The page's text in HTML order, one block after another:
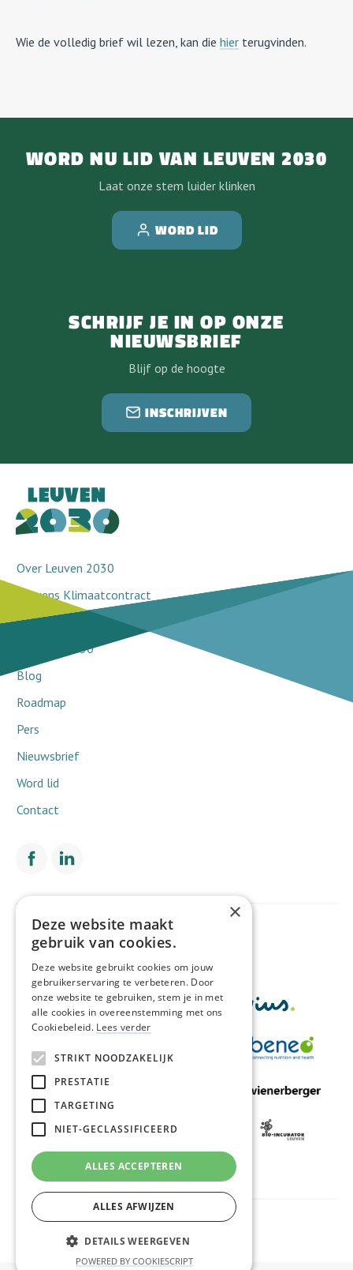
Wie de volledig brief wil lezen, kan die hier terugvinden.
WORD NU LID VAN LEUVEN 2030
Laat onze stem luider klinken
WORD LID
SCHRIJF JE IN OP ONZE
NIEUWSBRIEF
Blijf op de hoogte
INSCHRIJVEN
Over Leuven 2030
Leuvens Klimaatcontract
Doorbraakprojecten
Netwerk 2030
Blog
Roadmap
Pers
Nieuwsbrief
Word lid
Contact
Met de financiële steun van
Privacy & algemene voorwaarden Cookies
×
Deze website maakt
gebruik van cookies.
Deze website gebruikt cookies om jouw
gebruikerservaring te verbeteren. Door
onze website te gebruiken, stem je in met
alle cookies in overeenstemming met ons
Cookiebeleid. Lees verder
STRIKT NOODZAKELIJK
PRESTATIE
TARGETING
NIET-GECLASSIFICEERD
ALLES ACCEPTEREN
ALLES AFWIJZEN
DETAILS WEERGEVEN
POWERED BY COOKIESCRIPT